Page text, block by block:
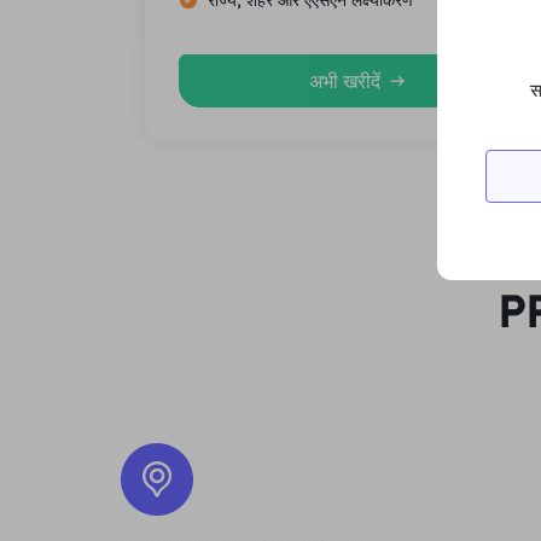
अभी खरीदें